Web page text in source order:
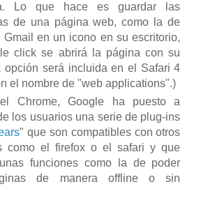
Lo que hace es guardar las
de una página web, como la de
Gmail en un icono en su escritorio,
click se abrirá la página con su
opción será incluida en el Safari 4
el nombre de "web applications".)
Chrome, Google ha puesto a
los usuarios una serie de plug-ins
" que son compatibles con otros
como el firefox o el safari y que
funciones como la de poder
de manera offline o sin